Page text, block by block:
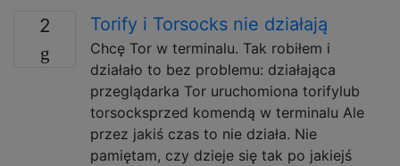
2 Torify i Torsocks nie działają
Chcę Tor w terminalu. Tak robiłem i
działało to bez problemu: działająca
przeglądarka Tor uruchomiona torifylub
torsocksprzed komendą w terminalu Ale
przez jakiś czas to nie działa. Nie
pamiętam, czy dzieje się tak po jakiejś